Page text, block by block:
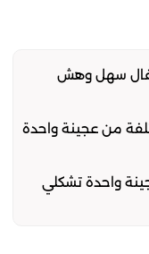
سهل وهش
ب 3 اشكال مختلفة من عجينة واحدة
واحدة تشكلي